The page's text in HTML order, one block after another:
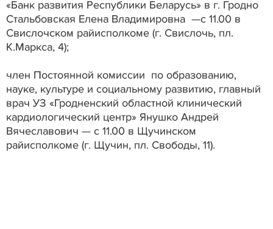
«Банк развития Республики Беларусь» в г. Гродно
Стальбовская Елена Владимировна —с 11.00 в
Свислочском райисполкоме (г. Свислочь, пл.
К.Маркса, 4);
член Постоянной комиссии по образованию,
науке, культуре и социальному развитию, главный
врач УЗ «Гродненский областной клинический
кардиологический центр» Янушко Андрей
Вячеславович — с 11.00 в Щучинском
райисполкоме (г. Щучин, пл. Свободы, 11).